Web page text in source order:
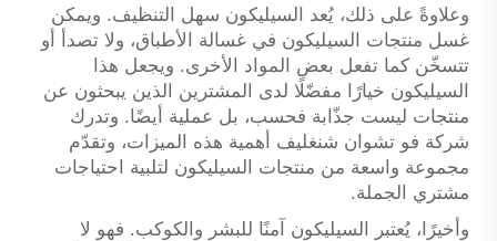
وعلاوةً على ذلك، يُعد السيليكون سهل التنظيف. ويمكن
غسل منتجات السيليكون في غسالة الأطباق، ولا تصدأ أو
تتسخّن كما تفعل بعض المواد الأخرى. ويجعل هذا
السيليكون خيارًا مفضّلًا لدى المشترين الذين يبحثون عن
منتجات ليست جذّابة فحسب، بل عملية أيضًا. وتدرك
شركة فو تشوان شنغليف أهمية هذه الميزات، وتقدّم
مجموعة واسعة من منتجات السيليكون لتلبية احتياجات
مشتري الجملة.
وأخيرًا، يُعتبر السيليكون آمنًا للبشر والكوكب. فهو لا